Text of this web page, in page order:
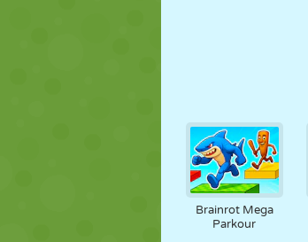
Brainrot Mega
Parkour